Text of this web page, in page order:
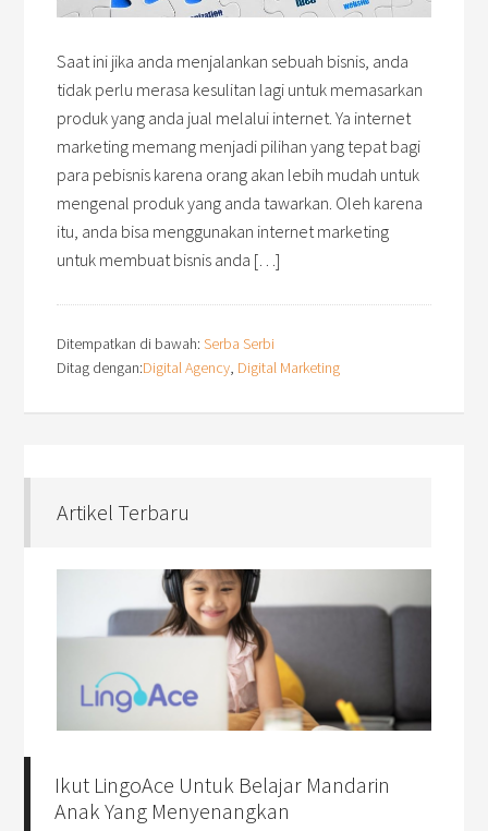
Saat ini jika anda menjalankan sebuah bisnis, anda
tidak perlu merasa kesulitan lagi untuk memasarkan
produk yang anda jual melalui internet. Ya internet
marketing memang menjadi pilihan yang tepat bagi
para pebisnis karena orang akan lebih mudah untuk
mengenal produk yang anda tawarkan. Oleh karena
itu, anda bisa menggunakan internet marketing
untuk membuat bisnis anda […]
Ditempatkan di bawah:Serba Serbi
Ditag dengan:Digital Agency, Digital Marketing
Artikel Terbaru
Ikut LingoAce Untuk Belajar Mandarin
Anak Yang Menyenangkan